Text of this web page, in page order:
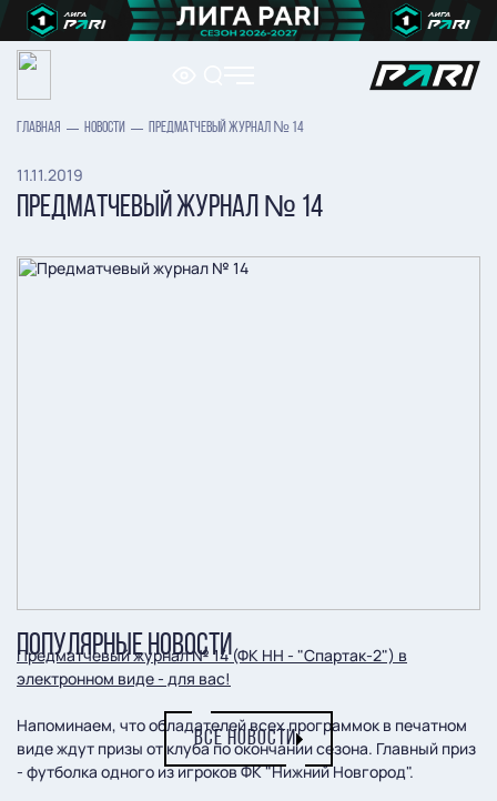
ГЛАВНАЯ НОВОСТИ ПРЕДМАТЧЕВЫЙ ЖУРНАЛ № 14
11.11.2019
ПРЕДМАТЧЕВЫЙ ЖУРНАЛ № 14
Предматчевый журнал № 14 (ФК НН - "Спартак-2") в
электронном виде - для вас!
Напоминаем, что обладателей всех программок в печатном
виде ждут призы от клуба по окончании сезона. Главный приз
- футболка одного из игроков ФК "Нижний Новгород".
ПОПУЛЯРНЫЕ НОВОСТИ
ВСЕ НОВОСТИ